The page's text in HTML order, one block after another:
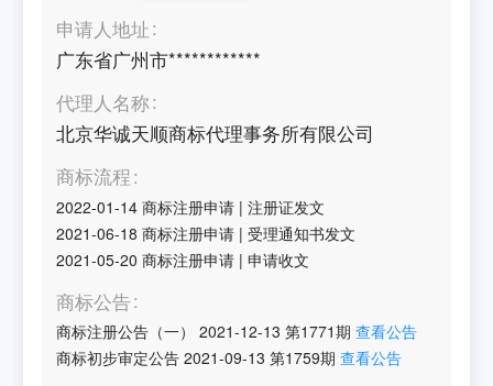
申请人地址
广东省广州市************
代理人名称
北京华诚天顺商标代理事务所有限公司
商标流程
2022-01-14 商标注册申请 |注册证发文
2021-06-18 商标注册申请 |受理通知书发文
2021-05-20 商标注册申请 |申请收文
商标公告
商标注册公告（一） 2021-12-13 第1771期 查看公告
商标初步审定公告 2021-09-13 第1759期 查看公告